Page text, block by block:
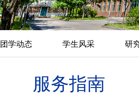
团学动态 学生风采 研
服务指南